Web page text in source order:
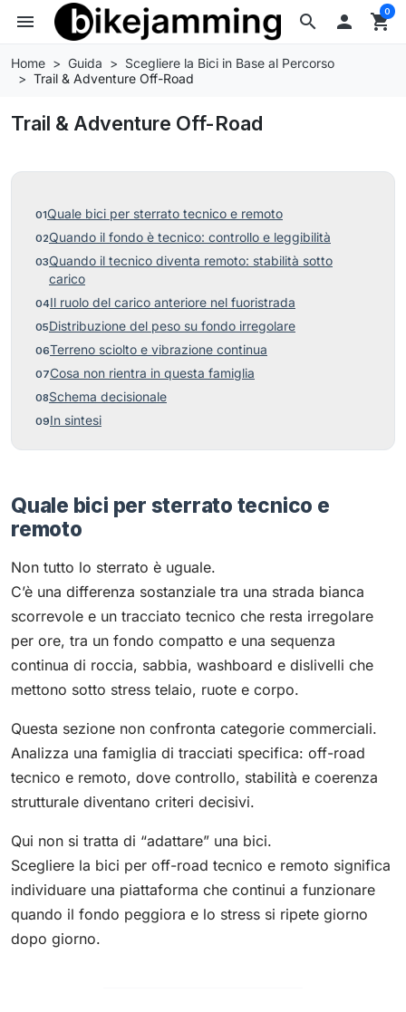
search
menu  shopping_cart
0
Home Guida
Scegliere la Bici in Base al Percorso
Trail & Adventure Off-Road
Trail & Adventure Off-Road
Quale bici per sterrato tecnico e remoto
Quando il fondo è tecnico: controllo e leggibilità
Quando il tecnico diventa remoto: stabilità sotto
carico
Il ruolo del carico anteriore nel fuoristrada
Distribuzione del peso su fondo irregolare
Terreno sciolto e vibrazione continua
Cosa non rientra in questa famiglia
Schema decisionale
In sintesi
Quale bici per sterrato tecnico e
remoto
Non tutto lo sterrato è uguale.
C’è una differenza sostanziale tra una strada bianca
scorrevole e un tracciato tecnico che resta irregolare
per ore, tra un fondo compatto e una sequenza
continua di roccia, sabbia, washboard e dislivelli che
mettono sotto stress telaio, ruote e corpo.
Questa sezione non confronta categorie commerciali.
Analizza una famiglia di tracciati specifica: off-road
tecnico e remoto, dove controllo, stabilità e coerenza
strutturale diventano criteri decisivi.
Qui non si tratta di “adattare” una bici.
Scegliere la bici per off-road tecnico e remoto significa
individuare una piattaforma che continui a funzionare
quando il fondo peggiora e lo stress si ripete giorno
dopo giorno.